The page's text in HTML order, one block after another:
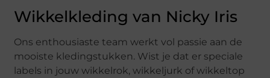
Wikkelkleding van Nicky Iris
Ons enthousiaste team werkt vol passie aan de
mooiste kledingstukken. Wist je dat er speciale
labels in jouw wikkelrok, wikkeljurk of wikkeltop